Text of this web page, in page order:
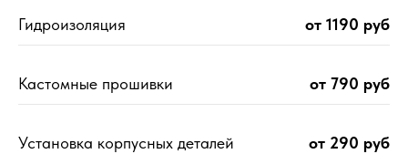
Гидроизоляция от 1190 руб
Кастомные прошивки от 790 руб
Установка корпусных деталей
от 290 руб